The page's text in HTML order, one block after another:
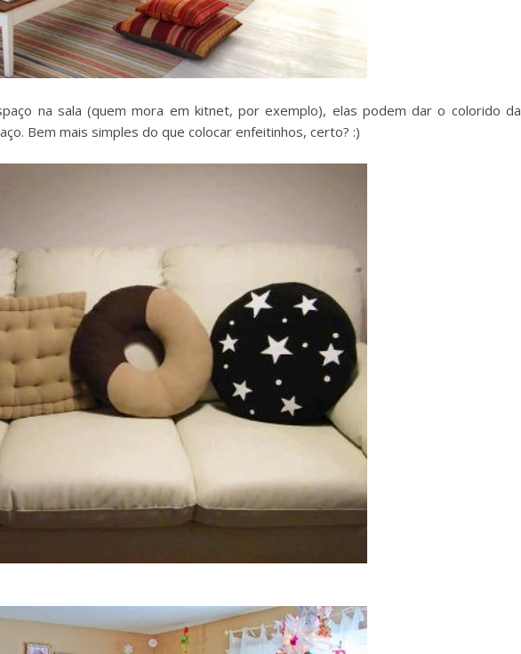
na sala (quem mora em kitnet, por exemplo), elas podem dar o colorido da
Bem mais simples do que colocar enfeitinhos, certo? :)